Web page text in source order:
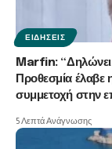
ΕΙΔΉΣΕΙΣ
Marfin:
Προθεσμία έλαβε
συμμετοχή στην
5 Λεπτά Ανάγνωσης